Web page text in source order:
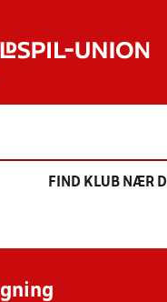
FIND KLUB NÆR